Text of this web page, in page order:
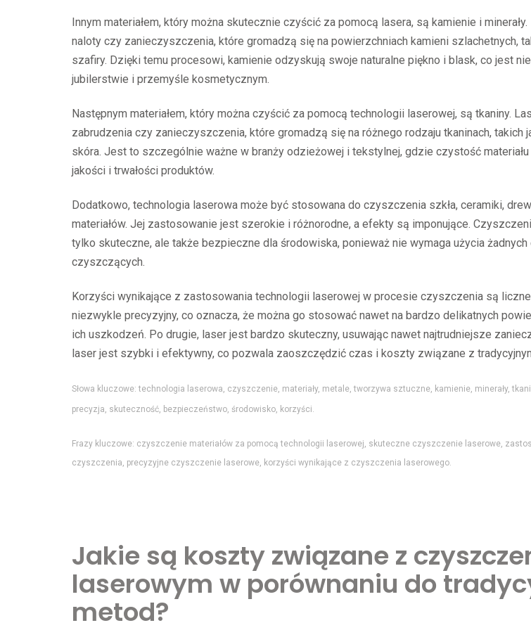
Innym materiałem, który można skutecznie czyścić za pomocą lasera, są kamienie i
naloty czy zanieczyszczenia, które gromadzą się na powierzchniach kamieni szlachetnych,
szafiry. Dzięki temu procesowi, kamienie odzyskują swoje naturalne piękno i blask, co jest
jubilerstwie i przemyśle kosmetycznym.
Następnym materiałem, który można czyścić za pomocą technologii laserowej, są tkaniny.
zabrudzenia czy zanieczyszczenia, które gromadzą się na różnego rodzaju tkaninach, takich
skóra. Jest to szczególnie ważne w branży odzieżowej i tekstylnej, gdzie czystość
jakości i trwałości produktów.
Dodatkowo, technologia laserowa może być stosowana do czyszczenia szkła, ceramiki,
materiałów. Jej zastosowanie jest szerokie i różnorodne, a efekty są imponujące.
tylko skuteczne, ale także bezpieczne dla środowiska, ponieważ nie wymaga użycia
czyszczących.
Korzyści wynikające z zastosowania technologii laserowej w procesie czyszczenia są
niezwykle precyzyjny, co oznacza, że można go stosować nawet na bardzo delikatnych
ich uszkodzeń. Po drugie, laser jest bardzo skuteczny, usuwając nawet najtrudniejsze
laser jest szybki i efektywny, co pozwala zaoszczędzić czas i koszty związane z
Słowa kluczowe: technologia laserowa, czyszczenie, materiały, metale, tworzywa sztuczne, kamienie, minerały,
precyzja, skuteczność, bezpieczeństwo, środowisko, korzyści.
Frazy kluczowe: czyszczenie materiałów za pomocą technologii laserowej, skuteczne czyszczenie laserowe,
czyszczenia, precyzyjne czyszczenie laserowe, korzyści wynikające z czyszczenia laserowego.
Jakie są koszty związane z
laserowym w porównaniu do
metod?